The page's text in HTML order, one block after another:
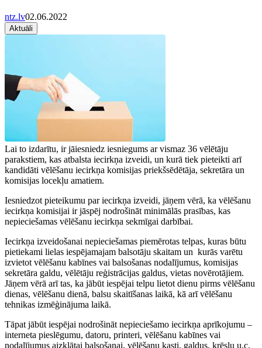
ntz.lv02.06.2022
Aktuāli
Lai to izdarītu, ir jāiesniedz iesniegums ar vismaz 36 vēlētāju
parakstiem, kas atbalsta iecirkņa izveidi, un kurā tiek pieteikti arī
kandidāti vēlēšanu iecirkņa komisijas priekšsēdētāja, sekretāra un
komisijas locekļu amatiem.
Iesniedzot pieteikumu par iecirkņa izveidi, jāņem vērā, ka vēlēšanu
iecirkņa komisijai ir jāspēj nodrošināt minimālās prasības, kas
nepieciešamas vēlēšanu iecirkņa sekmīgai darbībai.
Iecirkņa izveidošanai nepieciešamas piemērotas telpas, kuras būtu
pietiekami lielas iespējamajam balsotāju skaitam un kurās varētu
izvietot vēlēšanu kabīnes vai balsošanas nodalījumus, komisijas
sekretāra galdu, vēlētāju reģistrācijas galdus, vietas novērotājiem.
Jāņem vērā arī tas, ka jābūt iespējai telpu lietot dienu pirms vēlēšanu
dienas, vēlēšanu dienā, balsu skaitīšanas laikā, kā arī vēlēšanu
tehnikas izmēģinājuma laikā.
Tāpat jābūt iespējai nodrošināt nepieciešamo iecirkņa aprīkojumu –
interneta pieslēgumu, datoru, printeri, vēlēšanu kabīnes vai
nodalījumus aizklātai balsošanai, vēlēšanu kasti, galdus, krēslu u.c.